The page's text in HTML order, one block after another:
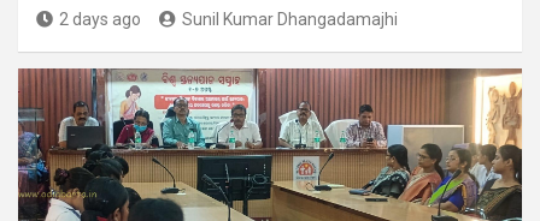
2 days ago Sunil Kumar Dhangadamajhi